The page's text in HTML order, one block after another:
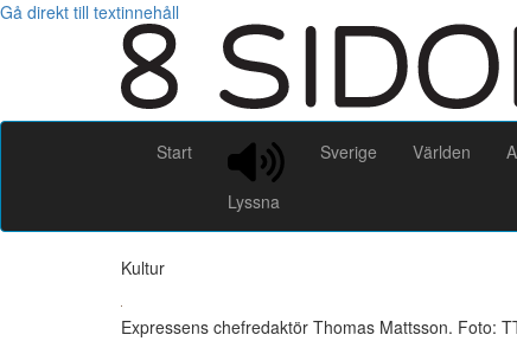
Gå direkt till textinnehåll
Start
Lyssna
Sverige Världen
Kultur
Expressens chefredaktör Thomas Mattsson. Foto: